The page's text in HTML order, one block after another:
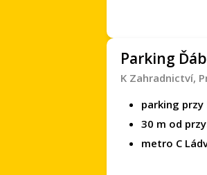
Parking
K Zahradnictví,
parking
30 m od
metro C